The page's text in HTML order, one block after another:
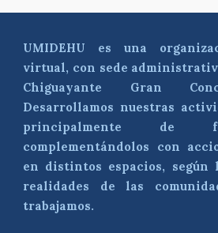
UMIDEHU es una
virtual, con sede
Chiguayante Gran
Desarrollamos nuestras
principalmente de
complementándolos con
en distintos espacios, según
realidades de las
trabajamos.